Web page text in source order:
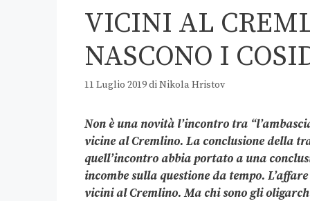
VICINI AL
NASCONO I
11 Luglio 2019diNikola Hristov
Non è una novità l’incontro tra
vicine al Cremlino. La conclusione della
quell’incontro abbia portato a una
incombe sulla questione da tempo.
vicini al Cremlino. Ma chi sono gli